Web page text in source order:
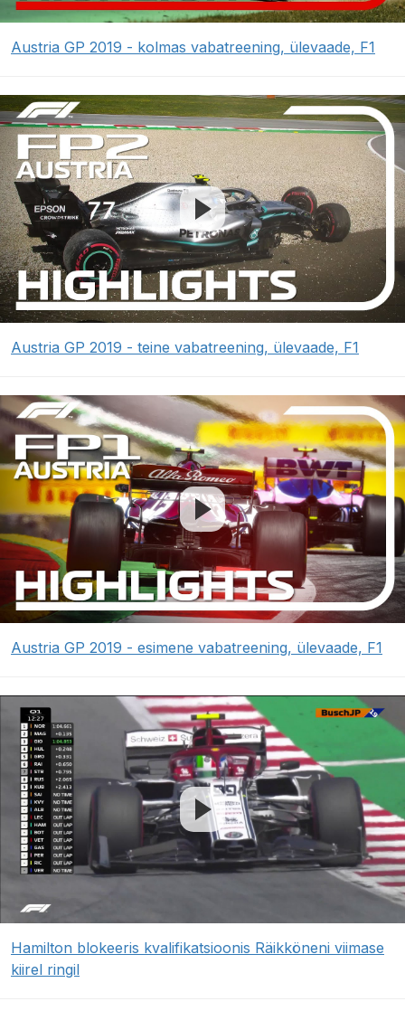
Austria GP 2019 - kolmas vabatreening, ülevaade, F1
Austria GP 2019 - teine vabatreening, ülevaade, F1
Austria GP 2019 - esimene vabatreening, ülevaade, F1
Hamilton blokeeris kvalifikatsioonis Räikköneni viimase
kiirel ringil